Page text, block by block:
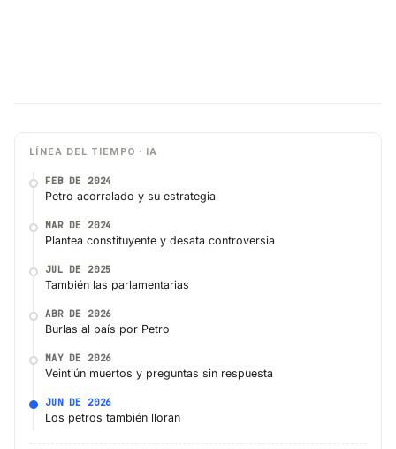
LÍNEA DEL TIEMPO · IA
FEB DE 2024
Petro acorralado y su estrategia
MAR DE 2024
Plantea constituyente y desata controversia
JUL DE 2025
También las parlamentarias
ABR DE 2026
Burlas al país por Petro
MAY DE 2026
Veintiún muertos y preguntas sin respuesta
JUN DE 2026
Los petros también lloran